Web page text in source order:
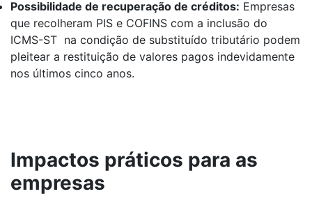
Possibilidade de recuperação de créditos: Empresas
que recolheram PIS e COFINS com a inclusão do
ICMS-ST na condição de substituído tributário podem
pleitear a restituição de valores pagos indevidamente
nos últimos cinco anos.
Impactos práticos para as
empresas